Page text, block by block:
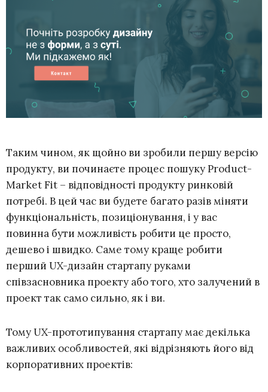
Таким чином, як щойно ви зробили першу версію
продукту, ви починаєте процес пошуку Product-
Market Fit – відповідності продукту ринковій
потребі. В цей час ви будете багато разів міняти
функціональність, позиціонування, і у вас
повинна бути можливість робити це просто,
дешево і швидко. Саме тому краще робити
перший UX-дизайн стартапу руками
співзасновника проекту або того, хто залучений в
проект так само сильно, як і ви.
Тому UX-прототипування стартапу має декілька
важливих особливостей, які відрізняють його від
корпоративних проектів: